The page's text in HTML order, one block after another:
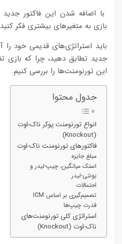
با اضافه شدن این فاکتور جدید
بازی به متغیرهای بیشتری فکر
باید استراتژی‌های قدیمی خود
جدید تطابق دهید، چرا که بازی
این تورنومنت‌ها را بررسی کنیم.
جدول محتوا
انواع تورنومنت پوکر ناک-اوت
(Knockout)
فاکتورهای تورنومنت ناک-اوت
مبلغ جایزه
استک میانگین، چیپ-لیدر و
بونتی-لیدر
احتمالات
تصمیم‌گیری بر اساس ICM
قدرت چیپ‌ها
استراتژی کلی تورنومنت‌های
ناک-اوت (Knockout)